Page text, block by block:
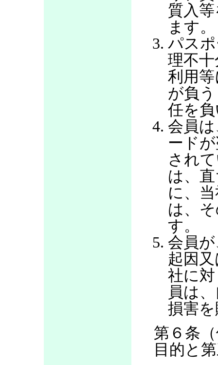
質入
ます。
パス
理不
利用
が負
任を
会員
ード
され
は、
に、
は、
す。
会員
起因
社に
員は
損害
第６条
目的と